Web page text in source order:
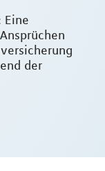
Eine
der